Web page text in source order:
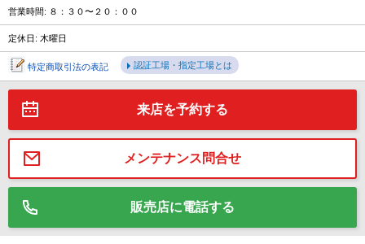
営業時間: ８：３０〜２０：００
定休日: 木曜日
特定商取引法の表記 認証工場・指定工場とは
来店を予約する
メンテナンス問合せ
販売店に電話する